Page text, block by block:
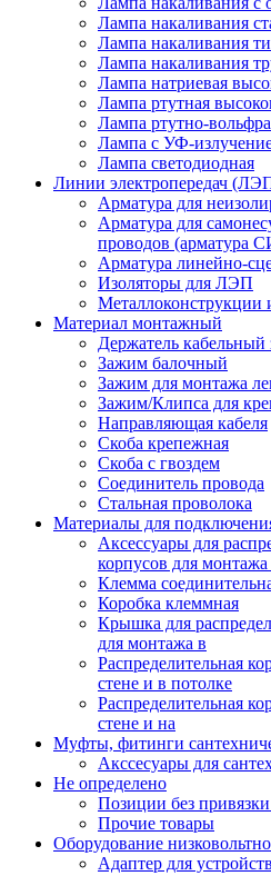
Лампа накаливания
Лампа накаливания
Лампа накаливания
Лампа натриевая
Лампа ртутная
Лампа ртутно-
Лампа с УФ-
Лампа светодиодная
Линии электропередач
Арматура для
Арматура для
проводов (арматура
Арматура линейно-
Изоляторы для ЛЭП
Материал монтажный
Держатель
Зажим балочный
Зажим для монтажа
Зажим/Клипса для
Направляющая кабеля
Скоба крепежная
Скоба с гвоздем
Соединитель провода
Стальная проволока
Материалы для
Аксессуары для
корпусов для монтажа
Клемма
Коробка клеммная
Крышка для
для монтажа в
Распределительная
стене и в потолке
Распределительная
стене и на
Муфты, фитинги
Акссесуары для
Не определено
Позиции без
Прочие товары
Оборудование
Адаптер для